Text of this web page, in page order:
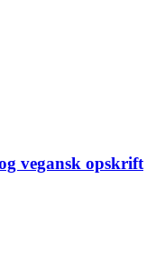
vegansk opskrift